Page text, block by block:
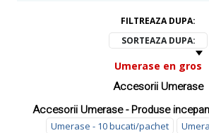
FILTREAZA DUPA:
SORTEAZA DUPA:
Umerase en gros
Accesorii Umerase
Accesorii Umerase - Produse
Umerase - 10 bucati/pachet